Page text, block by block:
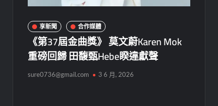
享新聞 合作媒體
《第37屆金曲獎》 莫文蔚Karen Mok
重磅回歸 田馥甄Hebe睽違獻聲
sure0736@gmail.com 3 6 月, 2026